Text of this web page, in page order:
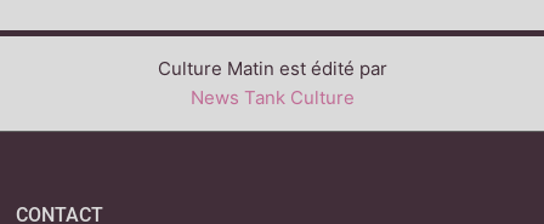
Culture Matin est édité par
News Tank Culture
CONTACT